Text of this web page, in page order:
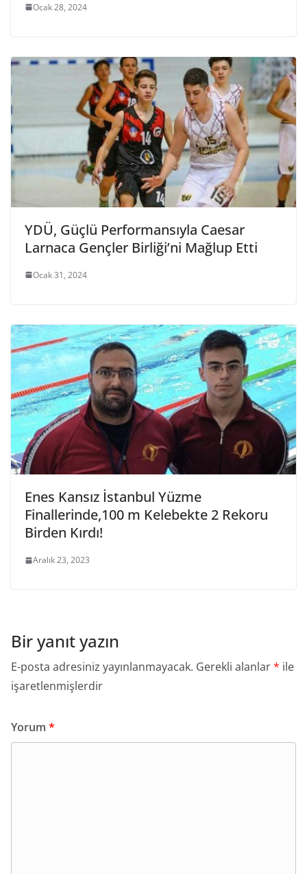
Ocak 28, 2024
YDÜ, Güçlü Performansıyla Caesar
Larnaca Gençler Birliği’ni Mağlup Etti
Ocak 31, 2024
Enes Kansız İstanbul Yüzme
Finallerinde,100 m Kelebekte 2 Rekoru
Birden Kırdı!
Aralık 23, 2023
Bir yanıt yazın
E-posta adresiniz yayınlanmayacak. Gerekli alanlar* ile
işaretlenmişlerdir
Yorum *